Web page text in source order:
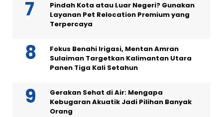
Pindah Kota atau Luar Negeri? Gunakan
Layanan Pet Relocation Premium yang
Terpercaya
Fokus Benahi Irigasi, Mentan Amran
Sulaiman Targetkan Kalimantan Utara
Panen Tiga Kali Setahun
Gerakan Sehat di Air: Mengapa
Kebugaran Akuatik Jadi Pilihan Banyak
Orang